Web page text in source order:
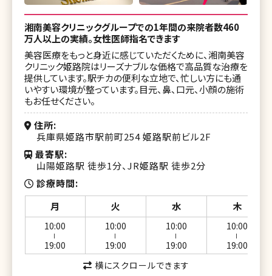
湘南美容クリニックグループでの1年間の来院者数460
万人以上の実績。女性医師指名できます
美容医療をもっと身近に感じていただくために、湘南美容
クリニック姫路院はリーズナブルな価格で高品質な治療を
提供しています。駅チカの便利な立地で、忙しい方にも通
いやすい環境が整っています。目元、鼻、口元、小顔の施術
もお任せください。
住所
兵庫県姫路市駅前町254 姫路駅前ビル2F
最寄駅
山陽姫路駅 徒歩1分、JR姫路駅 徒歩2分
診療時間
月
火 水 木
10:00
19:00
10:00
19:00
10:00
19:00
10:00
19:00
横にスクロールできます